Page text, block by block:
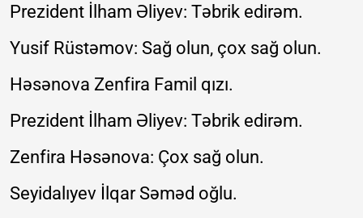
Prezident İlham Əliyev: Təbrik edirəm.
Yusif Rüstəmov: Sağ olun, çox sağ olun.
Həsənova Zenfira Famil qızı.
Prezident İlham Əliyev: Təbrik edirəm.
Zenfira Həsənova: Çox sağ olun.
Seyidalıyev İlqar Səməd oğlu.